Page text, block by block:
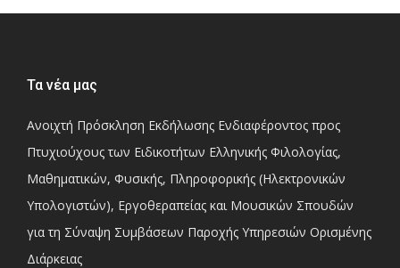
Τα νέα μας
Ανοιχτή Πρόσκληση Εκδήλωσης Ενδιαφέροντος προς
Πτυχιούχους των Ειδικοτήτων Ελληνικής Φιλολογίας,
Μαθηματικών, Φυσικής, Πληροφορικής (Ηλεκτρονικών
Υπολογιστών), Εργοθεραπείας και Μουσικών Σπουδών
για τη Σύναψη Συμβάσεων Παροχής Υπηρεσιών Ορισμένης
Διάρκειας